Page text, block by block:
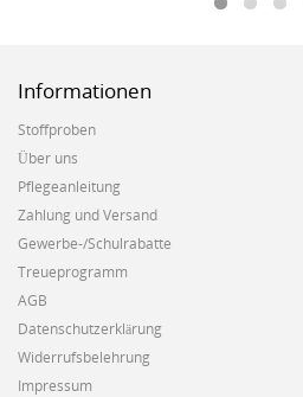
Informationen
Stoffproben
Über uns
Pflegeanleitung
Zahlung und Versand
Gewerbe-/Schulrabatte
Treueprogramm
AGB
Datenschutzerklärung
Widerrufsbelehrung
Impressum